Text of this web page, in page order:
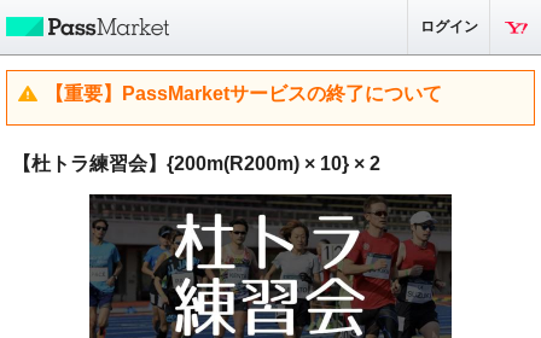
ログイン
【重要】PassMarketサービスの終了について
【杜トラ練習会】{200m(R200m) × 10} × 2